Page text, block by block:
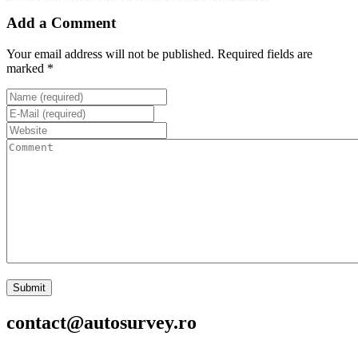
Add a Comment
Your email address will not be published. Required fields are
marked *
contact@autosurvey.ro